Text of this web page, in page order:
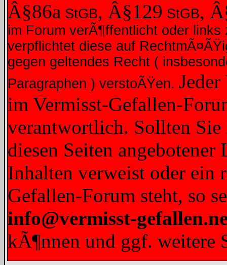
Â§86a StGB, Â§129 StGB,
im Forum verÃ¶ffentlicht oder
verpflichtet diese auf
gegen geltendes Recht (
Paragraphen ) verstoÃŸen.
im Vermisst-Gefallen-
verantwortlich. Sollten Sie
diesen Seiten
Inhalten verweist oder ein
Gefallen-Forum steht, so
info@vermisst-
kÃ¶nnen und ggf. weitere